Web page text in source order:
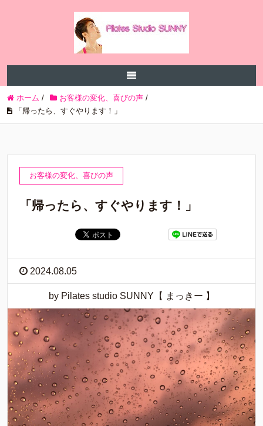
ホーム / お客様の変化、喜びの声 /
「帰ったら、すぐやります！」
お客様の変化、喜びの声
「帰ったら、すぐやります！」
2024.08.05
by Pilates studio SUNNY【 まっきー 】